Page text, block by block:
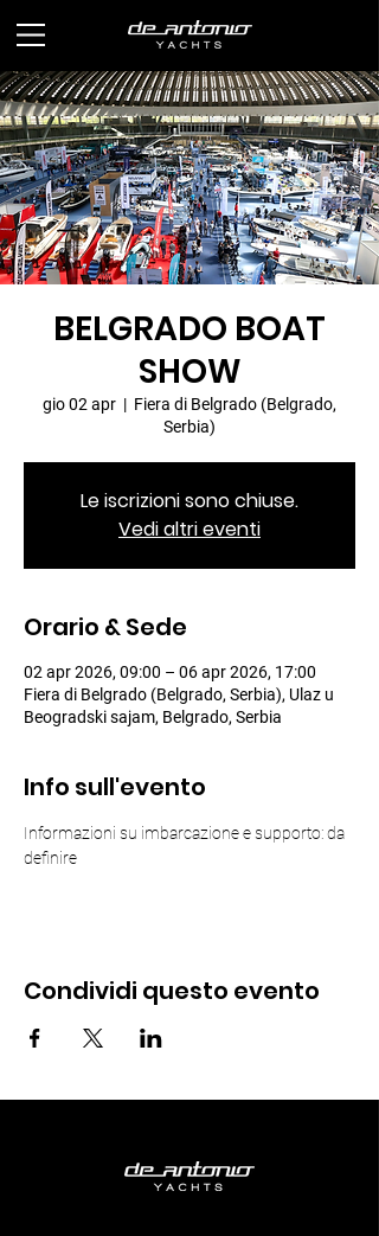
BELGRADO BOAT
SHOW
gio 02 apr
  |
Fiera di Belgrado (Belgrado,
Serbia)
Le iscrizioni sono chiuse.
Vedi altri eventi
Orario & Sede
02 apr 2026, 09:00 – 06 apr 2026, 17:00
Fiera di Belgrado (Belgrado, Serbia), Ulaz u
Beogradski sajam, Belgrado, Serbia
Info sull'evento
Informazioni su imbarcazione e supporto: da
definire
Condividi questo evento